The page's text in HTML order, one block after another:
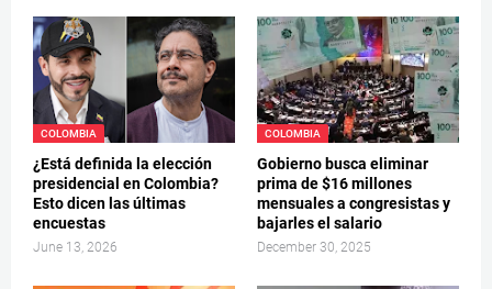
COLOMBIA
¿Está definida la elección
presidencial en Colombia?
Esto dicen las últimas
encuestas
June 13, 2026
COLOMBIA
Gobierno busca eliminar
prima de $16 millones
mensuales a congresistas y
bajarles el salario
December 30, 2025